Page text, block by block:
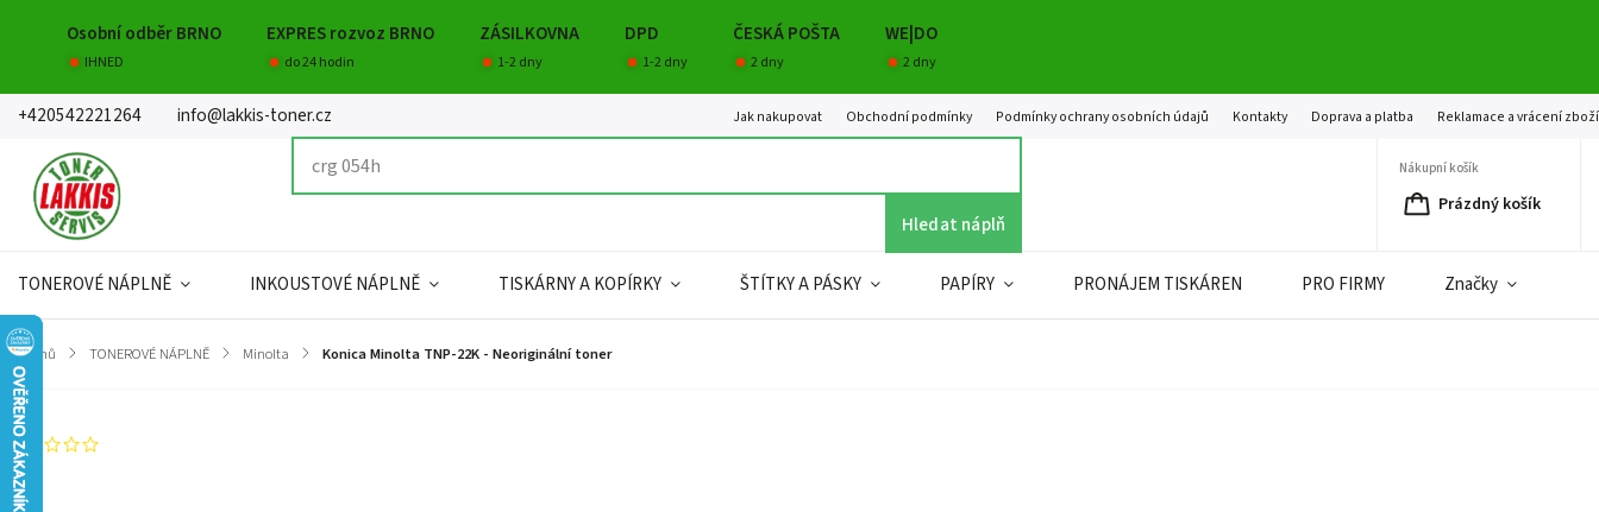
Osobní odběr BRNO EXPRES rozvoz BRNO ZÁSILKOVNA DPD ČESKÁ POŠTA WE|DO
IHNED do 24 hodin 1-2 dny 1-2 dny 2 dny 2 dny
+420542221264 info@lakkis-toner.cz Jak nakupovat Obchodní podmínky Podmínky ochrany osobních údajů Kontakty Doprava a platba Reklamace a vrácení zboží
Hledat náplň
Nákupní košík
Prázdný košík
TONEROVÉ NÁPLNĚ INKOUSTOVÉ NÁPLNĚ TISKÁRNY A KOPÍRKY ŠTÍTKY A PÁSKY PAPÍRY PRONÁJEM TISKÁREN PRO FIRMY Značky
Domů / TONEROVÉ NÁPLNĚ / Minolta / Konica Minolta TNP-22K - Neoriginální toner